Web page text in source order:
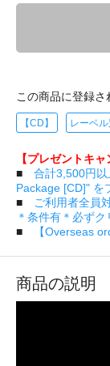
この商品に登録
【CD】 レーベル
【プレゼントキャ
■ 合計3,500円
Package [CD]" を
■
ご利用者全員
＊条件有＊必ずク
■
【Overseas
商品の説明